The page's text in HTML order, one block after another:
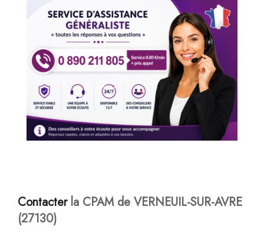
Contacterla CPAM de VERNEUIL-SUR-AVRE
(27130)